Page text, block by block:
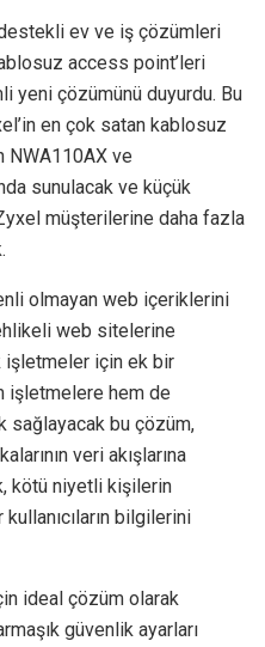
ev ve iş çözümleri
access point’leri
yeni çözümünü duyurdu. Bu
en çok satan kablosuz
NWA110AX ve
sunulacak ve küçük
müşterilerine daha fazla
olmayan web içeriklerini
web sitelerine
için ek bir
işletmelere hem de
sağlayacak bu çözüm,
veri akışlarına
kötü niyetli kişilerin
bilgilerini
ideal çözüm olarak
güvenlik ayarları